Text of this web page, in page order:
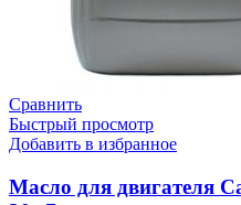
Сравнить
Быстрый просмотр
Добавить в избранное
Масло для двигателя